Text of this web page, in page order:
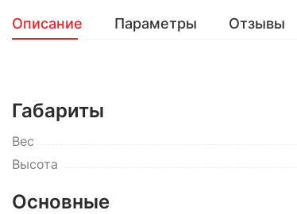
Описание Параметры Отзывы
Габариты
Вес
Высота
Основные